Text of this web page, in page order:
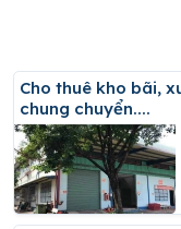
Cho thuê kho bãi, xưởng dịch vụ, mt ql1a. phù hợp kho
chung chuyển....